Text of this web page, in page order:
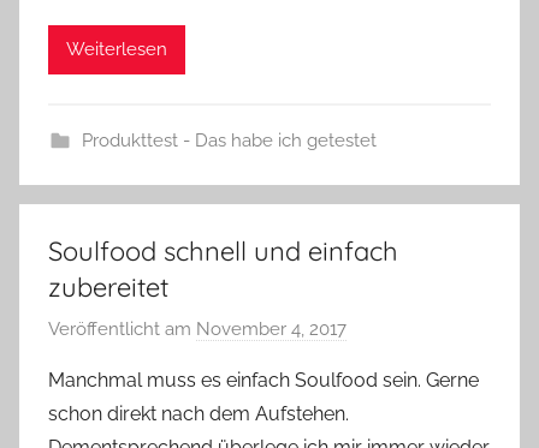
Weiterlesen
Produkttest - Das habe ich getestet
Soulfood schnell und einfach
zubereitet
Veröffentlicht am November 4, 2017
n
Y
Manchmal muss es einfach Soulfood sein. Gerne
schon direkt nach dem Aufstehen.